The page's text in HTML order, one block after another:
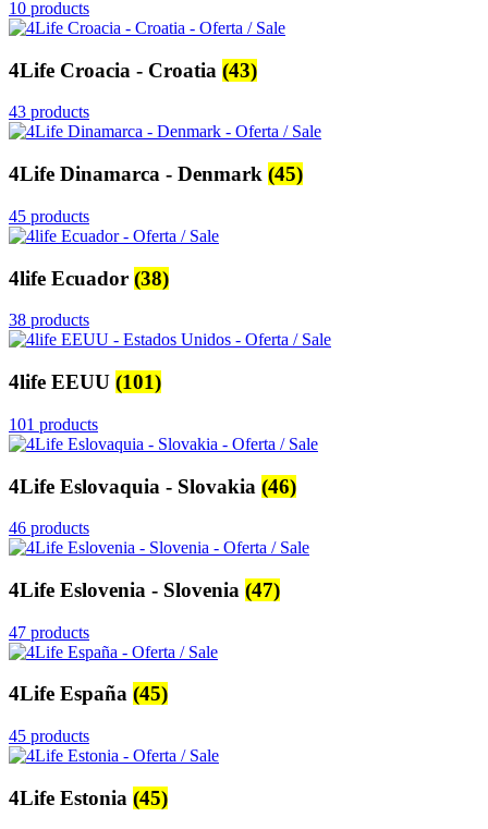
10 products
4Life Croacia - Croatia (43)
43 products
4Life Dinamarca - Denmark (45)
45 products
4life Ecuador (38)
38 products
4life EEUU (101)
101 products
4Life Eslovaquia - Slovakia (46)
46 products
4Life Eslovenia - Slovenia (47)
47 products
4Life España (45)
45 products
4Life Estonia (45)